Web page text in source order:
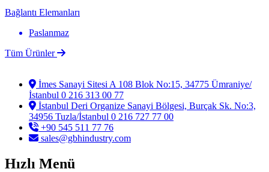
Bağlantı Elemanları
Paslanmaz
Tüm Ürünler
İmes Sanayi Sitesi A 108 Blok No:15, 34775 Ümraniye/
İstanbul 0 216 313 00 77
İstanbul Deri Organize Sanayi Bölgesi, Burçak Sk. No:3,
34956 Tuzla/İstanbul 0 216 727 77 00
+90 545 511 77 76
sales@gbhindustry.com
Hızlı Menü